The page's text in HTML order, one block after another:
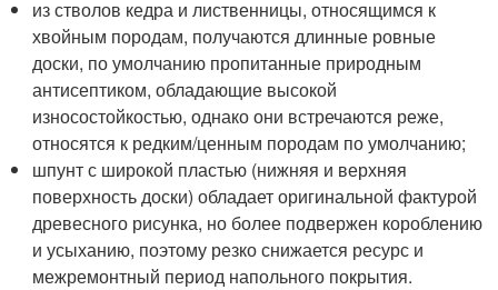
из стволов кедра и лиственницы, относящимся к
хвойным породам, получаются длинные ровные
доски, по умолчанию пропитанные природным
антисептиком, обладающие высокой
износостойкостью, однако они встречаются реже,
относятся к редким/ценным породам по умолчанию;
шпунт с широкой пластью (нижняя и верхняя
поверхность доски) обладает оригинальной фактурой
древесного рисунка, но более подвержен короблению
и усыханию, поэтому резко снижается ресурс и
межремонтный период напольного покрытия.